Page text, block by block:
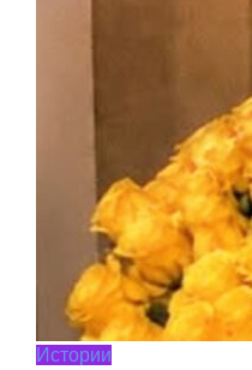
Истории